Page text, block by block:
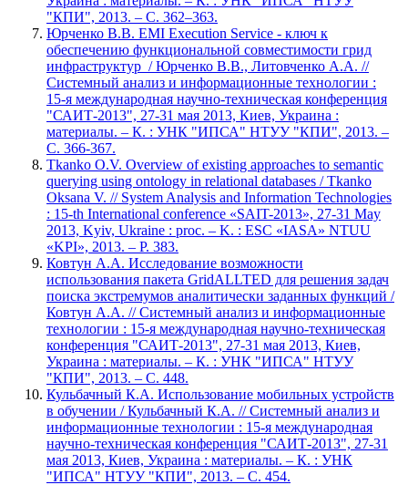
"КПИ", 2013. – С. 362–363.
Юрченко В.В. EMI Execution Service - ключ к
обеспечению функциональной совместимости грид
инфраструктур / Юрченко В.В., Литовченко А.А. //
Системный анализ и информационные технологии :
15-я международная научно-техническая конференция
"САИТ-2013", 27-31 мая 2013, Киев, Украина :
материалы. – К. : УНК "ИПСА" НТУУ "КПИ", 2013. –
С. 366-367.
Tkanko O.V. Overview of existing approaches to semantic
querying using ontology in relational databases / Tkanko
Oksana V. // System Analysis and Information Technologies
: 15-th International conference «SAIT-2013», 27-31 May
2013, Kyiv, Ukraine : proc. – K. : ESC «IASA» NTUU
«KPI», 2013. – P. 383.
Ковтун А.А. Исследование возможности
использования пакета GridALLTED для решения задач
поиска экстремумов аналитически заданных функций /
Ковтун А.А. // Системный анализ и информационные
технологии : 15-я международная научно-техническая
конференция "САИТ-2013", 27-31 мая 2013, Киев,
Украина : материалы. – К. : УНК "ИПСА" НТУУ
"КПИ", 2013. – С. 448.
Кульбачный К.А. Использование мобильных устройств
в обучении / Кульбачный К.А. // Системный анализ и
информационные технологии : 15-я международная
научно-техническая конференция "САИТ-2013", 27-31
мая 2013, Киев, Украина : материалы. – К. : УНК
"ИПСА" НТУУ "КПИ", 2013. – С. 454.